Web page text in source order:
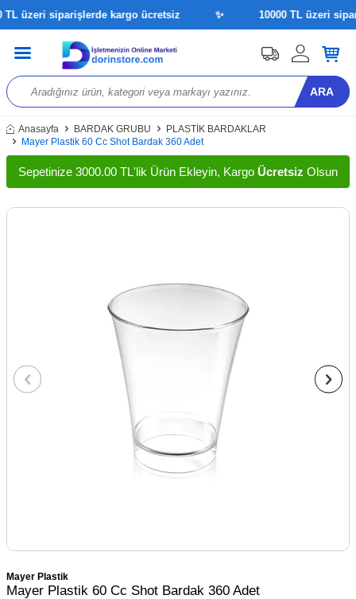
üzeri siparişlerde kargo ücretsiz 10000 TL üzeri
ARA
Anasayfa BARDAK GRUBU
PLASTİK BARDAKLAR
Mayer Plastik 60 Cc Shot Bardak 360 Adet
Sepetinize 3000.00 TL'lik Ürün Ekleyin, Kargo Ücretsiz Olsun
Mayer Plastik
Mayer Plastik 60 Cc Shot Bardak 360 Adet